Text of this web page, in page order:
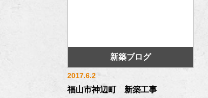
新築ブログ
2017.6.2
福山市神辺町 新築工事